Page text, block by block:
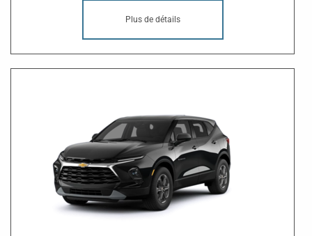
Plus de détails